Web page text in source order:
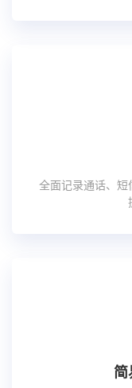
全面记录通话、短
简